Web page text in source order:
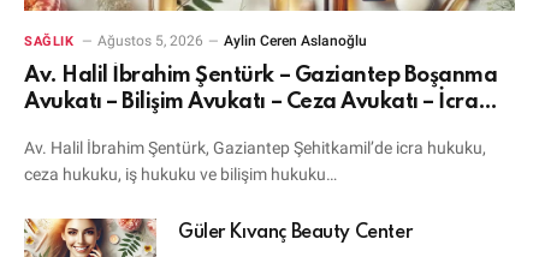
SAĞLIK Ağustos 5, 2026 Aylin Ceren Aslanoğlu
Av. Halil İbrahim Şentürk – Gaziantep Boşanma
Avukatı – Bilişim Avukatı – Ceza Avukatı – İcra
Av. Halil İbrahim Şentürk, Gaziantep Şehitkamil’de icra hukuku,
ceza hukuku, iş hukuku ve bilişim hukuku…
Güler Kıvanç Beauty Center